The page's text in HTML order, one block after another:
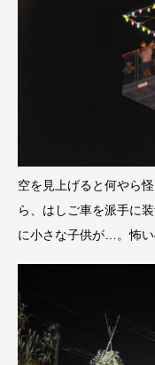
空を見上げると何やら
ら、はしご車を派手に
に小さな子供が…。怖い